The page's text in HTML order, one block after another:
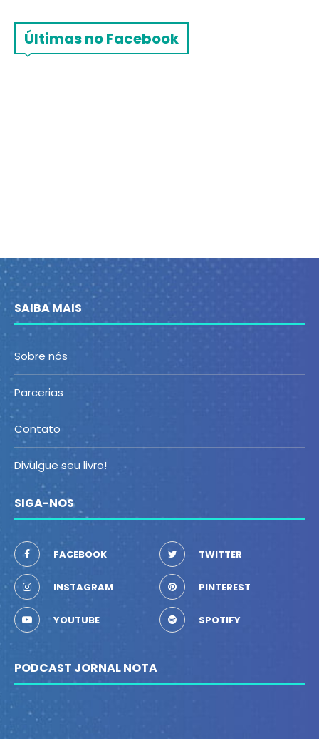
Últimas no Facebook
SAIBA MAIS
Sobre nós
Parcerias
Contato
Divulgue seu livro!
SIGA-NOS
FACEBOOK TWITTER
INSTAGRAM PINTEREST
YOUTUBE SPOTIFY
PODCAST JORNAL NOTA